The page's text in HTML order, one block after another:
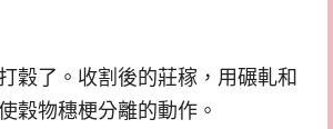
穀了。收割後的莊稼，用碾軋和
穀物穗梗分離的動作。